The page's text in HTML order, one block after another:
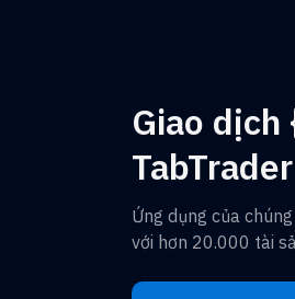
Giao dịch
TabTrader
Ứng dụng của
với hơn 20.000 tài